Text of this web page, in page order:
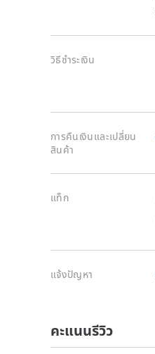
วิธีชำระเงิน
การคืนเงินและเปลี่ยน
สินค้า
แท็ก
แจ้งปัญหา
คะแนนรีวิว